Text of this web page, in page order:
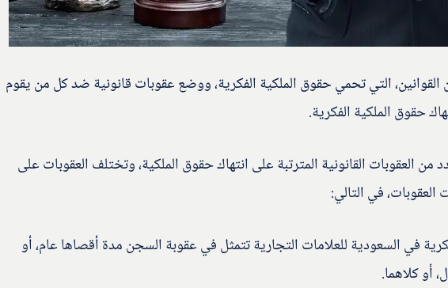
التي تحمي حقوق الملكية الفكرية، ووضع عقوبات قانونية ضد كل من يقوم
حقوق الملكية الفكرية.
العقوبات القانونية المترتبة على انتهاك حقوق الملكية، وتختلف العقوبات على
في التالي:
في السعودية للعلامات التجارية تتمثل في عقوبة السجن مدة أقصاها عام، أو
أو كلاهما.